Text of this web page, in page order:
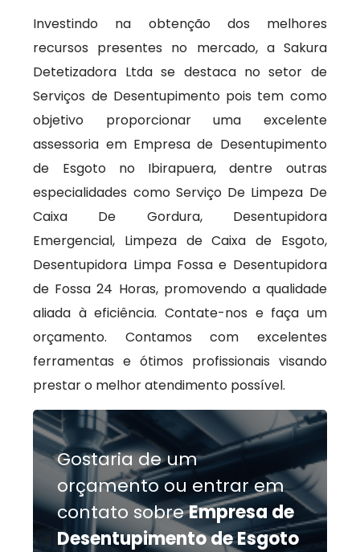
Investindo na obtenção dos melhores
recursos presentes no mercado, a Sakura
Detetizadora Ltda se destaca no setor de
Serviços de Desentupimento pois tem como
objetivo proporcionar uma excelente
assessoria em Empresa de Desentupimento
de Esgoto no Ibirapuera, dentre outras
especialidades como Serviço De Limpeza De
Caixa De Gordura, Desentupidora
Emergencial, Limpeza de Caixa de Esgoto,
Desentupidora Limpa Fossa e Desentupidora
de Fossa 24 Horas, promovendo a qualidade
aliada à eficiência. Contate-nos e faça um
orçamento. Contamos com excelentes
ferramentas e ótimos profissionais visando
prestar o melhor atendimento possível.
Gostaria de um
orçamento ou entrar em
contato sobreEmpresa de
Desentupimento de Esgoto